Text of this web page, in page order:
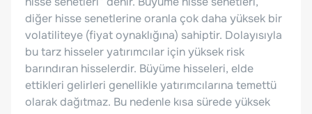
diğer hisse senetlerine oranla çok daha yüksek bir
volatiliteye (fiyat oynaklığına) sahiptir. Dolayısıyla
bu tarz hisseler yatırımcılar için yüksek risk
barındıran hisselerdir. Büyüme hisseleri, elde
ettikleri gelirleri genellikle yatırımcılarına temettü
olarak dağıtmaz. Bu nedenle kısa sürede yüksek